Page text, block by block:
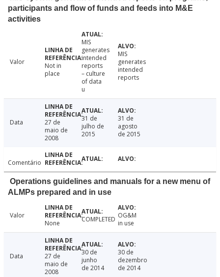
participants and flow of funds and feeds into M&E
activities
Valor
Not in
place
MIS
generates
intended
reports
– culture
of data
u
MIS
generates
intended
reports
Data
27 de
maio de
2008
31 de
julho de
2015
31 de
agosto
de 2015
Comentário
Operations guidelines and manuals for a new menu of
ALMPs prepared and in use
Valor
None
COMPLETED OG&M
in use
Data
27 de
maio de
2008
30 de
junho
de 2014
30 de
dezembro
de 2014